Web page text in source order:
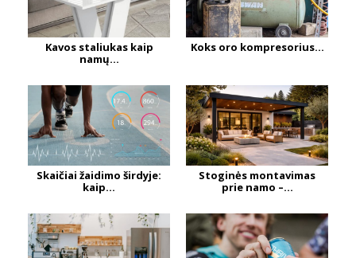
Kavos staliukas kaip
namų...
Koks oro kompresorius...
Skaičiai žaidimo širdyje:
kaip...
Stoginės montavimas
prie namo –...